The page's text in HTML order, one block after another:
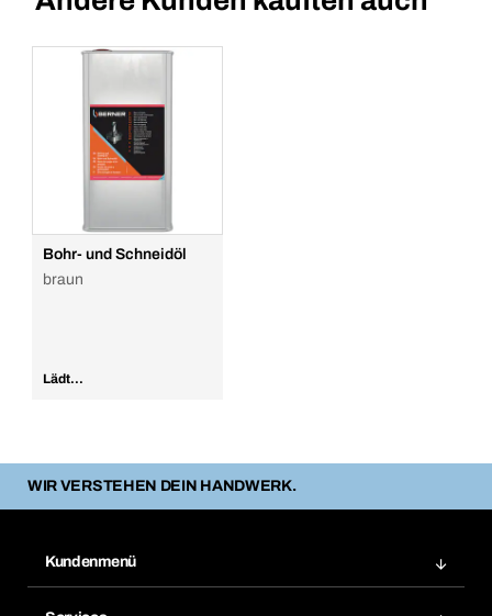
Bohr- und Schneidöl
braun
Lädt...
WIR VERSTEHEN DEIN HANDWERK.
Kundenmenü